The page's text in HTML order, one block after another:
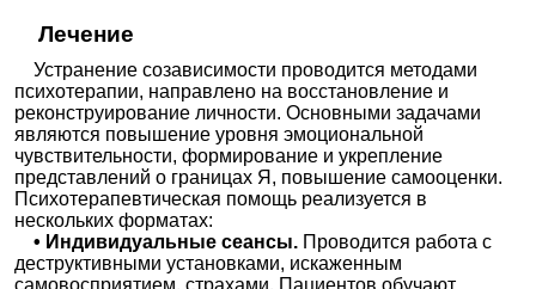
Лечение
Устранение созависимости проводится методами
психотерапии, направлено на восстановление и
реконструирование личности. Основными задачами
являются повышение уровня эмоциональной
чувствительности, формирование и укрепление
представлений о границах Я, повышение самооценки.
Психотерапевтическая помощь реализуется в
нескольких форматах:
• Индивидуальные сеансы. Проводится работа с
деструктивными установками, искаженным
самовосприятием, страхами. Пациентов обучают